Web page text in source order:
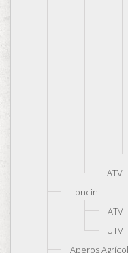
ATV
Loncin
ATV
UTV
Aperos